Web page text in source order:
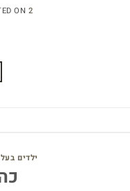
ON 2 בדצמבר 2015
ילדים